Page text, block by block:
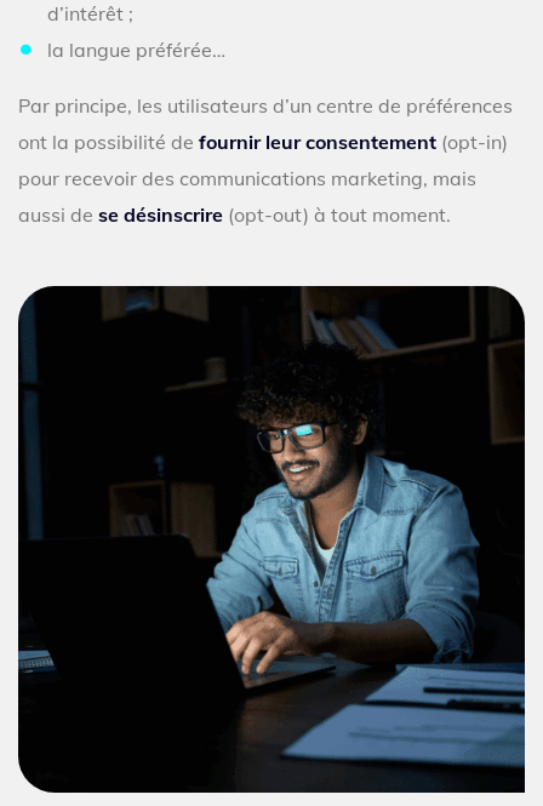
d’intérêt ;
la langue préférée…
Par principe, les utilisateurs d’un centre de préférences
ont la possibilité de fournir leur consentement (opt-in)
pour recevoir des communications marketing, mais
aussi de se désinscrire (opt-out) à tout moment.